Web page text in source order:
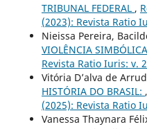
TRIBUNAL FEDERAL ,
(2023): Revista Ratio
Nieissa Pereira,
VIOLÊNCIA
Revista Ratio Iuris: v.
Vitória D’alva de
HISTÓRIA DO BRASIL: ,
(2025): Revista Ratio
Vanessa Thaynara